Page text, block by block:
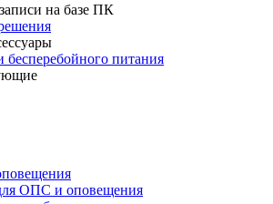
на базе ПК
бесперебойного питания
ОПС и оповещения